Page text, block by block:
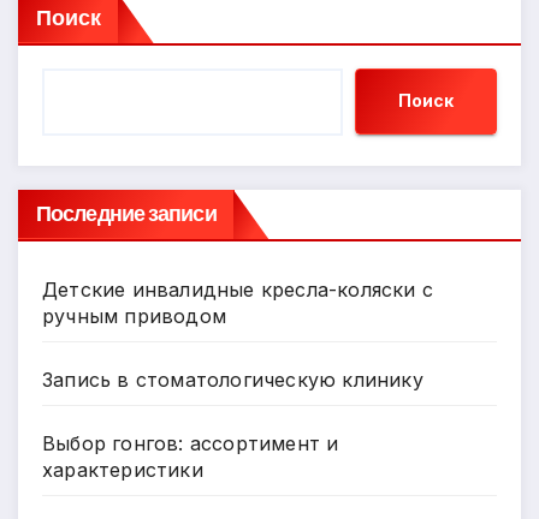
Поиск
Поиск
Последние записи
Детские инвалидные кресла-коляски с
ручным приводом
Запись в стоматологическую клинику
Выбор гонгов: ассортимент и
характеристики